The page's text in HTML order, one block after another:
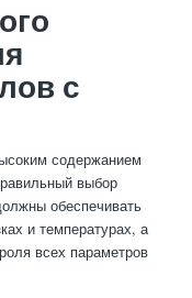
с
содержанием
выбор
обеспечивать
и температурах, а
всех параметров